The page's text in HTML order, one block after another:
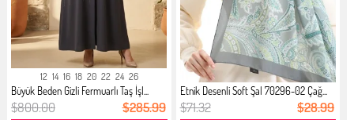
12 14 16 18 20 22 24 26
Büyük Beden Gizli Fermuarlı Taş İşl...
$800.00 $285.99
Etnik Desenli Soft Şal 70296-02 Çağ...
$71.32 $28.99